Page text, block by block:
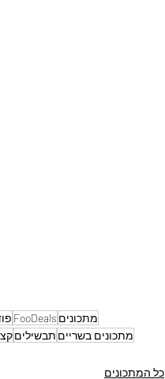
מתכונים FooDeals
מתכונים בשריים תבשילים
כל המתכונים